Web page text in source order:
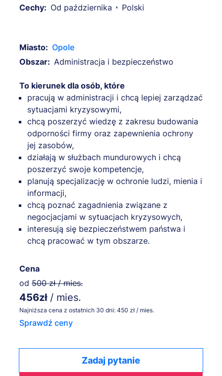
Cechy: Od października Polski
Miasto: Opole
Obszar: Administracja i bezpieczeństwo
To kierunek dla osób, które
pracują w administracji i chcą lepiej zarządzać
sytuacjami kryzysowymi,
chcą poszerzyć wiedzę z zakresu budowania
odporności firmy oraz zapewnienia ochrony
jej zasobów,
działają w służbach mundurowych i chcą
poszerzyć swoje kompetencje,
planują specjalizację w ochronie ludzi, mienia i
informacji,
chcą poznać zagadnienia związane z
negocjacjami w sytuacjach kryzysowych,
interesują się bezpieczeństwem państwa i
chcą pracować w tym obszarze.
Cena
od 500 zł / mies.
456zł / mies.
Najniższa cena z ostatnich 30 dni: 450 zł / mies.
Sprawdź ceny
Zadaj pytanie